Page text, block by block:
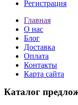
Регистрация
Главная
О нас
Блог
Доставка
Оплата
Контакты
Карта сайта
Каталог